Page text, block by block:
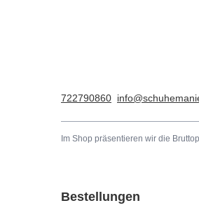
722790860
Im Shop präsentieren wir die
Bestellungen